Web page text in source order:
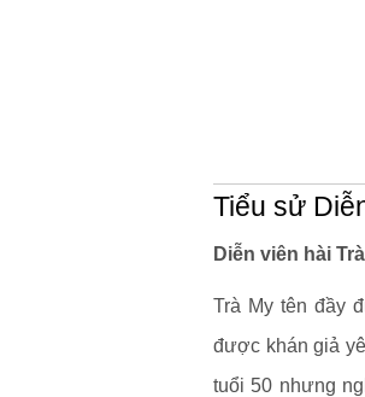
Tiểu sử
Diễn viên hài
Trà My tên đầy
được khán giả
tuổi 50 nhưng